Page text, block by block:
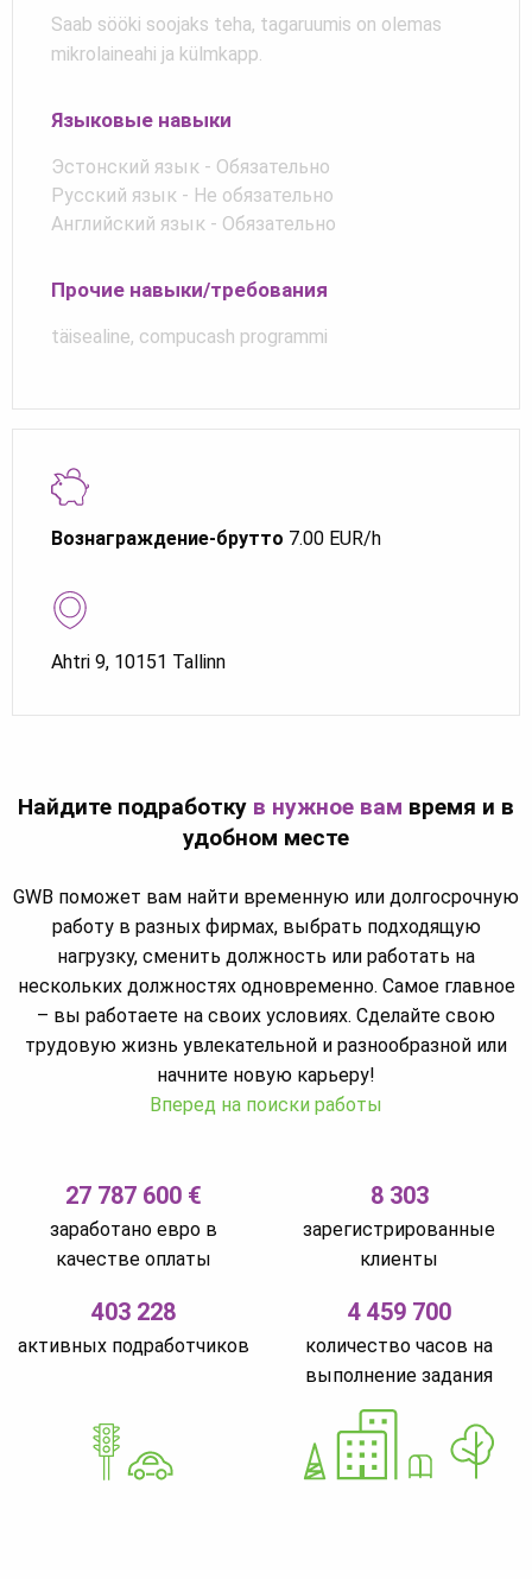
Вознаграждение-брутто 7.00 EUR/h
Ahtri 9, 10151 Tallinn
Saab sööki soojaks teha, tagaruumis on olemas
mikrolaineahi ja külmkapp.
Языковые навыки
Эстонский язык - Обязательно
Русский язык - Не обязательно
Английский язык - Обязательно
Прочие навыки/требования
täisealine, compucash programmi
Найдите подработку в нужное вам время и в
удобном месте
GWB поможет вам найти временную или долгосрочную
работу в разных фирмах, выбрать подходящую
нагрузку, сменить должность или работать на
нескольких должностях одновременно. Самое главное
– вы работаете на своих условиях. Сделайте свою
трудовую жизнь увлекательной и разнообразной или
начните новую карьеру!
Вперед на поиски работы
27 787 600 €
заработано евро в
качестве оплаты
8 303
зарегистрированные
клиенты
403 228
активных подработчиков
4 459 700
количество часов на
выполнение задания